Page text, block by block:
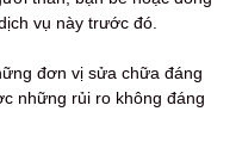
vụ này trước đó.
đơn vị sửa chữa đáng
những rủi ro không đáng